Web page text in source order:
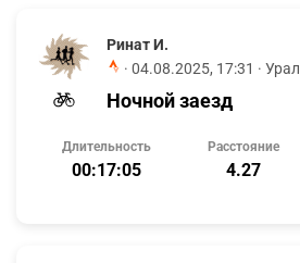
Ринат И.
· 04.08.2025, 17:31 · Урал
Ночной заезд
Длительность
00:17:05
Расстояние
4.27